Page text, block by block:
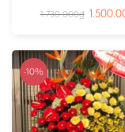
1.730.000₫
-10%